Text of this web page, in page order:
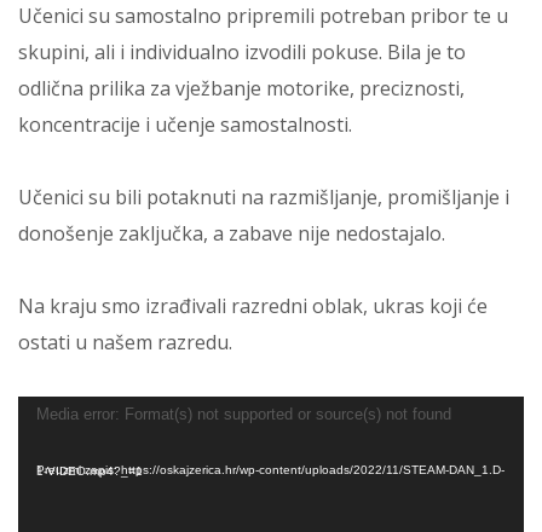
Učenici su samostalno pripremili potreban pribor te u
skupini, ali i individualno izvodili pokuse. Bila je to
odlična prilika za vježbanje motorike, preciznosti,
koncentracije i učenje samostalnosti.
Učenici su bili potaknuti na razmišljanje, promišljanje i
donošenje zaključka, a zabave nije nedostajalo.
Na kraju smo izrađivali razredni oblak, ukras koji će
ostati u našem razredu.
Reproduktor videozapisa
Media error: Format(s) not supported or source(s) not found
Preuzmi zapis: https://oskajzerica.hr/wp-content/uploads/2022/11/STEAM-DAN_1.D-1-VIDEO.mp4?_=1